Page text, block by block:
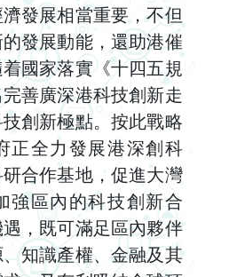
發展相當重要，不但
發展動能，還助港催
國家落實《十四五規
善廣深港科技創新走
創新極點。按此戰略
正全力發展港深創科
合作基地，促進大灣
強區內的科技創新合
，既可滿足區內夥伴
知識產權、金融及其